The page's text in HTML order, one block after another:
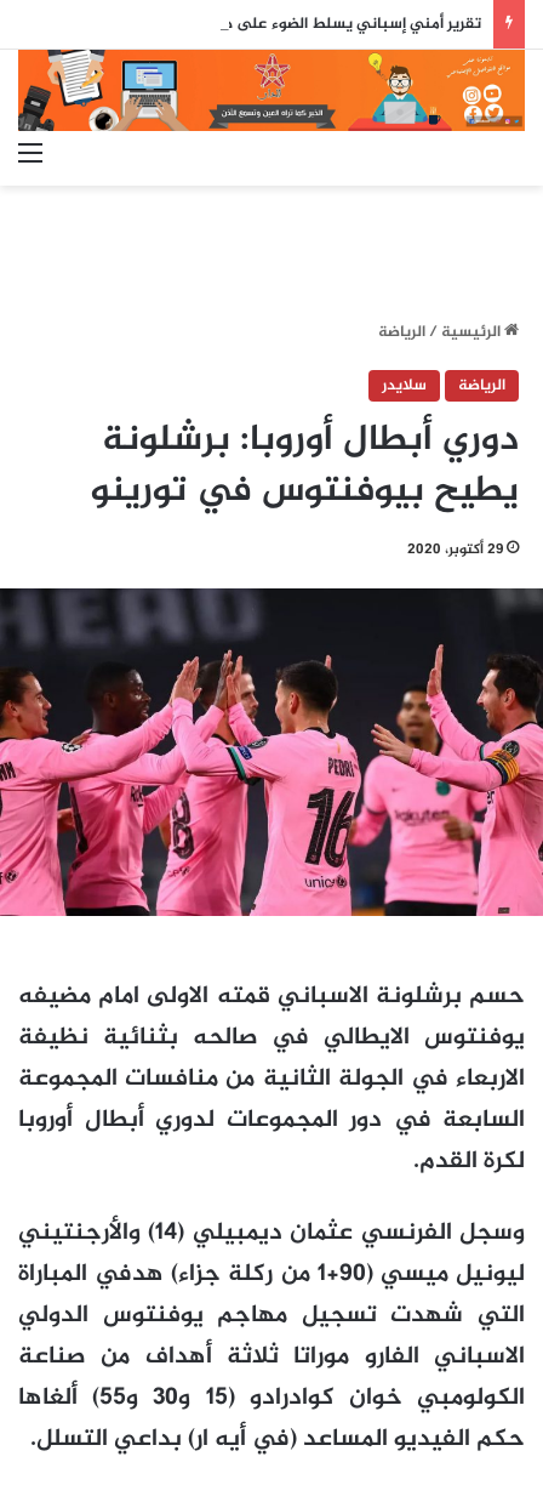
الرئيسية/الرياضة
الرياضة
سلايدر
دوري أبطال أوروبا: برشلونة
يطيح بيوفنتوس في تورينو
29 أكتوبر، 2020
حسم برشلونة الاسباني قمته الاولى امام مضيفه
يوفنتوس الايطالي في صالحه بثنائية نظيفة
الاربعاء في الجولة الثانية من منافسات المجموعة
السابعة في دور المجموعات لدوري أبطال أوروبا
لكرة القدم.
وسجل الفرنسي عثمان ديمبيلي (14) والأرجنتيني
ليونيل ميسي (90+1 من ركلة جزاء) هدفي المباراة
التي شهدت تسجيل مهاجم يوفنتوس الدولي
الاسباني الفارو موراتا ثلاثة أهداف من صناعة
الكولومبي خوان كوادرادو (15 و30 و55) ألغاها
حكم الفيديو المساعد (في أيه ار) بداعي التسلل.